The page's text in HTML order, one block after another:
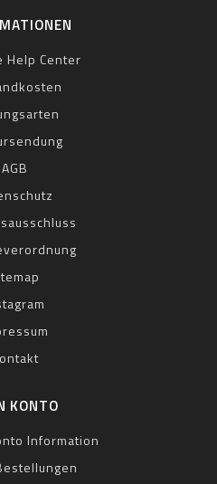
Help Center
AGB
KONTO
Information